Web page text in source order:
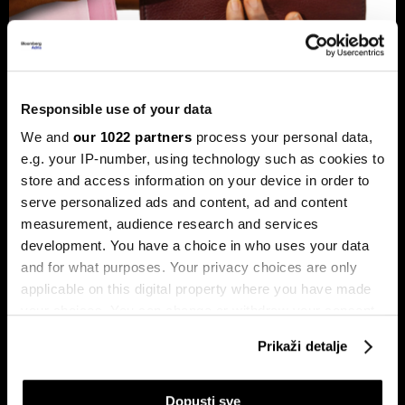
Responsible use of your data
We and our 1022 partners process your personal data,
e.g. your IP-number, using technology such as cookies to
store and access information on your device in order to
serve personalized ads and content, ad and content
measurement, audience research and services
development. You have a choice in who uses your data
and for what purposes. Your privacy choices are only
applicable on this digital property where you have made
If you allow, we would also like to:
Prikaži detalje
Dopusti sve
kredite: Prag od 50.000 KM prenizak
Banke u Bosni i Hercegovini (BiH) traže povećanje limita za
potrošačke, odnosno nenamjenske kredite sa sadašnjih
50.000 KM, tvrdeći da taj prag više ne odgovara rastu
Transakcije u sekundi: Instant
BiH ulazi u eru instant plaćanja:
Transferi do 5.000 KM za svega